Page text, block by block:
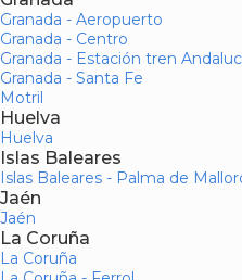
Granada - Aeropuerto
Granada - Centro
Granada - Estación tren
Granada - Santa Fe
Motril
Huelva
Huelva
Islas Baleares
Islas Baleares - Palma de
Jaén
Jaén
La Coruña
La Coruña